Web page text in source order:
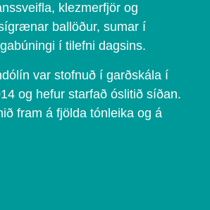
klezmerfjör og
ballöður, sumar í
í tilefni dagsins.
var stofnuð í garðskála í
og hefur starfað óslitið síðan.
fram á fjölda tónleika og á